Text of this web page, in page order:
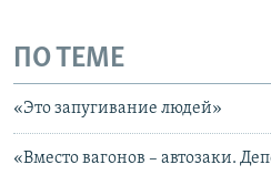
ПО ТЕМЕ
«Это запугивание людей»
«Вместо вагонов – автозаки.